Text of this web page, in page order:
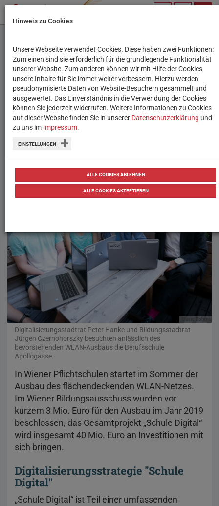
„Schule Digital“: WLAN-
Ausbau an Wiener
Schulen startet
Bis Ende 2022 sollen alle Wiener
Mittelschulen und Berufsschulen mit
WLAN ausgestattet sein.
vonOTS (PID) 01.07.2019
David Bohmann
Digitalisierungsstadtrat Peter Hanke und Bildungsstadtrat
Jürgen Czernohorszky besuchten anlässlich des
bevorstehenden WLAN-Ausbaus die Berufsschule
Apollogasse.
In Wiener Pflichtschulen startet im Sommer der
Ausbau des flächendeckenden WLAN-Netzes.
Im Wiener Bildungsausschuss wurden vor
kurzem 3 Mio. Euro für den Ausbau im Jahr 2019
beschlossen, das Gesamtprojekt „Schule Digital“
wird insgesamt 40 Mio. Euro an Investitionen mit
sich bringen.
Digitalisierungsstrategie "Schule
Digital"
„Schule Digital“ ist Teil einer umfassenden
Hinweis zu Cookies
Unsere Webseite verwendet Cookies. Diese haben zwei Funktionen:
Zum einen sind sie erforderlich für die grundlegende Funktionalität
unserer Website. Zum anderen können wir mit Hilfe der Cookies
unsere Inhalte für Sie immer weiter verbessern. Hierzu werden
pseudonymisierte Daten von Website-Besuchern gesammelt und
ausgewertet. Das Einverständnis in die Verwendung der Cookies
können Sie jederzeit widerrufen. Weitere Informationen zu Cookies
auf dieser Website finden Sie in unserer Datenschutzerklärung und
zu uns im Impressum.
EINSTELLUNGEN
ALLE COOKIES ABLEHNEN
ALLE COOKIES AKZEPTIEREN